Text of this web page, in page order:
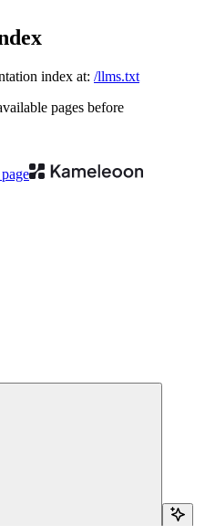
index at: /llms.txt
pages before